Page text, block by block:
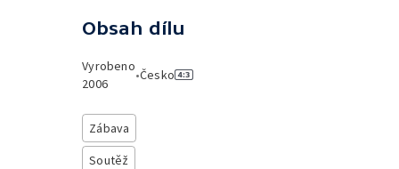
Obsah dílu
Vyrobeno
2006
•Česko
Zábava
Soutěž